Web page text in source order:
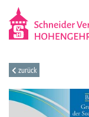
zurück